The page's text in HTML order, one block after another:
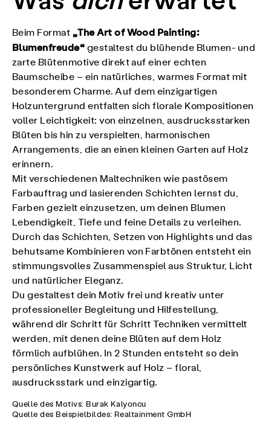
Beim Format „The Art of Wood Painting:
Blumenfreude“ gestaltest du blühende Blumen- und
zarte Blütenmotive direkt auf einer echten
Baumscheibe – ein natürliches, warmes Format mit
besonderem Charme. Auf dem einzigartigen
Holzuntergrund entfalten sich florale Kompositionen
voller Leichtigkeit: von einzelnen, ausdrucksstarken
Blüten bis hin zu verspielten, harmonischen
Arrangements, die an einen kleinen Garten auf Holz
erinnern.
Mit verschiedenen Maltechniken wie pastösem
Farbauftrag und lasierenden Schichten lernst du,
Farben gezielt einzusetzen, um deinen Blumen
Lebendigkeit, Tiefe und feine Details zu verleihen.
Durch das Schichten, Setzen von Highlights und das
behutsame Kombinieren von Farbtönen entsteht ein
stimmungsvolles Zusammenspiel aus Struktur, Licht
und natürlicher Eleganz.
Du gestaltest dein Motiv frei und kreativ unter
professioneller Begleitung und Hilfestellung,
während dir Schritt für Schritt Techniken vermittelt
werden, mit denen deine Blüten auf dem Holz
förmlich aufblühen. In 2 Stunden entsteht so dein
persönliches Kunstwerk auf Holz – floral,
ausdrucksstark und einzigartig.
Quelle des Motivs: Burak Kalyoncu
Quelle des Beispielbildes: Realtainment GmbH